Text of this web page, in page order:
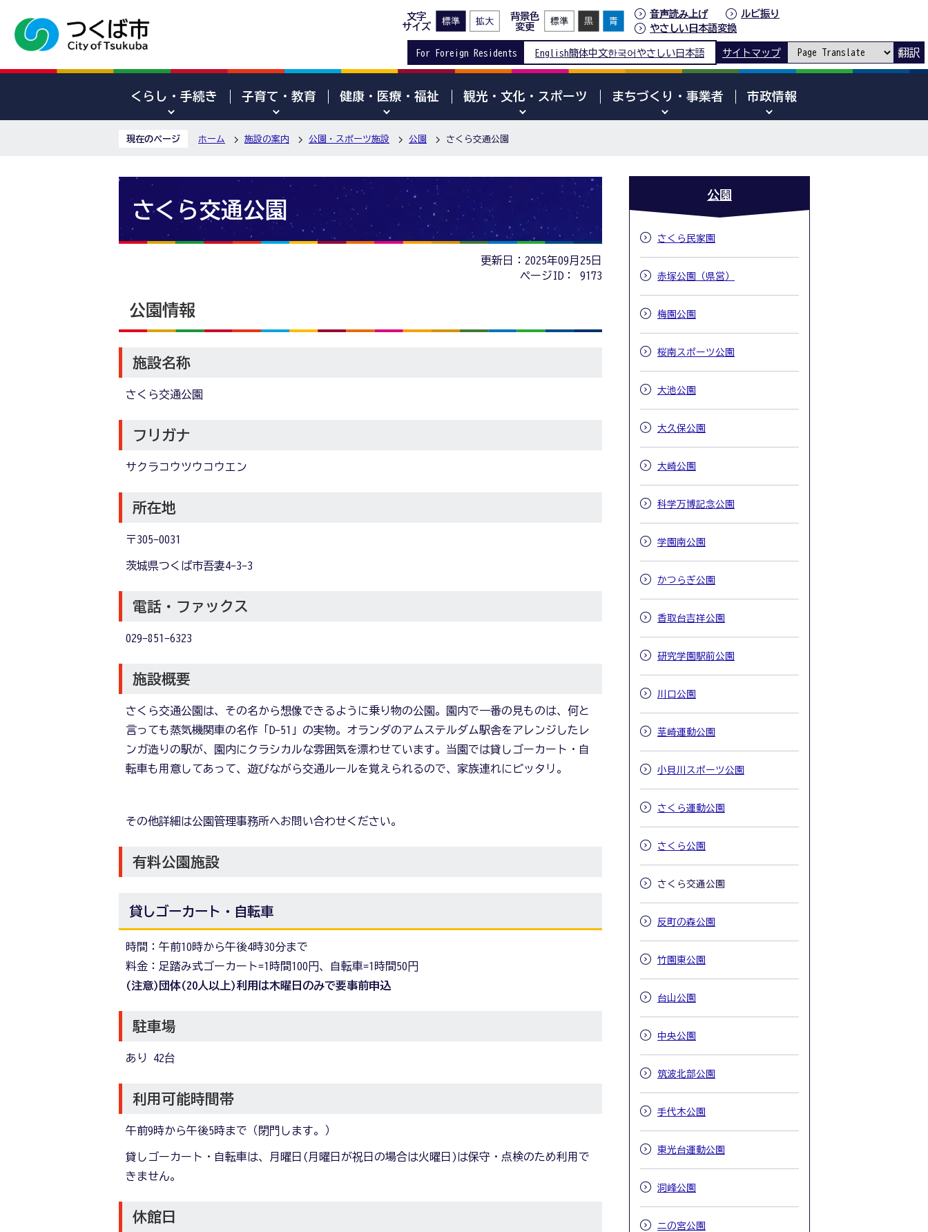
文字
サイズ
背景色
変更
音声読み上げ
ルビ振り
やさしい日本語変換
For Foreign Residents English簡体中文한국어 やさしい日本語 サイトマップ 翻訳
くらし・手続き 子育て・教育 健康・医療・福祉 観光・文化・スポーツ まちづくり・事業者 市政情報
現在のページ ホーム 施設の案内 公園・スポーツ施設 公園 さくら交通公園
さくら交通公園
更新日：2025年09月25日
ページID：
9173
公園情報
施設名称
さくら交通公園
フリガナ
サクラコウツウコウエン
所在地
〒305-0031
茨城県つくば市吾妻4-3-3
電話・ファックス
029-851-6323
施設概要
さくら交通公園は、その名から想像できるように乗り物の公園。園内で一番の見ものは、何と
言っても蒸気機関車の名作「D-51」の実物。オランダのアムステルダム駅舎をアレンジしたレ
ンガ造りの駅が、園内にクラシカルな雰囲気を漂わせています。当園では貸しゴーカート・自
転車も用意してあって、遊びながら交通ルールを覚えられるので、家族連れにピッタリ。
その他詳細は公園管理事務所へお問い合わせください。
有料公園施設
貸しゴーカート・自転車
時間：午前10時から午後4時30分まで
料金：足踏み式ゴーカート=1時間100円、自転車=1時間50円
(注意)団体(20人以上)利用は木曜日のみで要事前申込
駐車場
あり 42台
利用可能時間帯
午前9時から午後5時まで（閉門します。）
貸しゴーカート・自転車は、月曜日(月曜日が祝日の場合は火曜日)は保守・点検のため利用で
きません。
休館日
公園
さくら民家園
赤塚公園（県営）
梅園公園
桜南スポーツ公園
大池公園
大久保公園
大崎公園
科学万博記念公園
学園南公園
かつらぎ公園
香取台吉祥公園
研究学園駅前公園
川口公園
茎崎運動公園
小貝川スポーツ公園
さくら運動公園
さくら公園
さくら交通公園
反町の森公園
竹園東公園
台山公園
中央公園
筑波北部公園
手代木公園
東光台運動公園
洞峰公園
二の宮公園